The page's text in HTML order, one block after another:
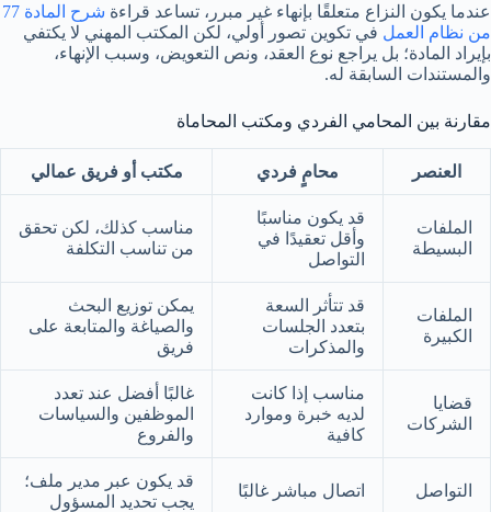
عندما يكون النزاع متعلقًا بإنهاء غير مبرر، تساعد قراءة
شرح المادة 77
من نظام العمل في تكوين تصور أولي، لكن المكتب المهني لا يكتفي
بإيراد المادة؛ بل يراجع نوع العقد، ونص التعويض، وسبب الإنهاء،
والمستندات السابقة له.
مقارنة بين المحامي الفردي ومكتب المحاماة
العنصر محامٍ فردي مكتب أو فريق عمالي
الملفات
البسيطة
قد يكون مناسبًا
وأقل تعقيدًا في
التواصل
مناسب كذلك، لكن تحقق
من تناسب التكلفة
الملفات
الكبيرة
قد تتأثر السعة
بتعدد الجلسات
والمذكرات
يمكن توزيع البحث
والصياغة والمتابعة على
فريق
قضايا
الشركات
مناسب إذا كانت
لديه خبرة وموارد
كافية
غالبًا أفضل عند تعدد
الموظفين والسياسات
والفروع
التواصل اتصال مباشر غالبًا
قد يكون عبر مدير ملف؛
يجب تحديد المسؤول